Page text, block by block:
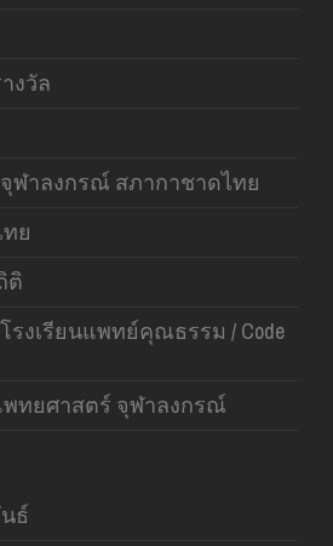
งวัล
ฬาลงกรณ์ สภากาชาดไทย
ย
ติ
รงเรียนแพทย์คุณธรรม / Code
ทยศาสตร์ จุฬาลงกรณ์
ธ์